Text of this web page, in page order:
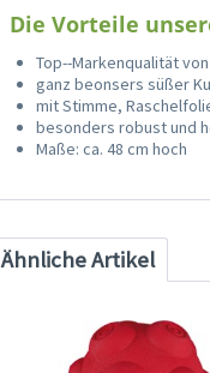
Die Vorteile
Top--Markenqualität von
ganz beonsers süßer
mit Stimme,
besonders robust und
Maße: ca. 48 cm hoch
Ähnliche Artikel